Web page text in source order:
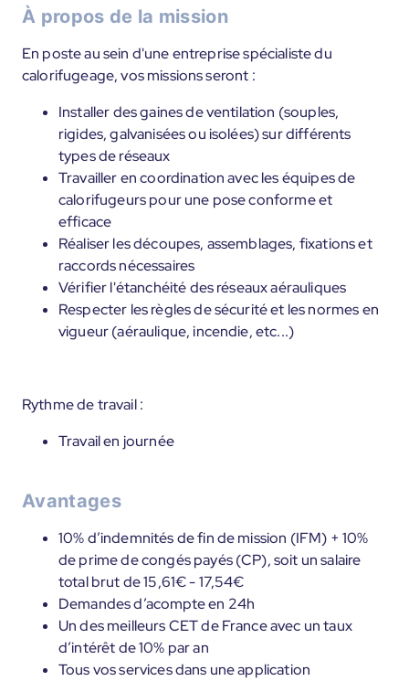
À propos de la mission
En poste au sein d'une entreprise spécialiste du
calorifugeage, vos missions seront :
Installer des gaines de ventilation (souples,
rigides, galvanisées ou isolées) sur différents
types de réseaux
Travailler en coordination avec les équipes de
calorifugeurs pour une pose conforme et
efficace
Réaliser les découpes, assemblages, fixations et
raccords nécessaires
Vérifier l'étanchéité des réseaux aérauliques
Respecter les règles de sécurité et les normes en
vigueur (aéraulique, incendie, etc...)
Rythme de travail :
Travail en journée
Avantages
10% d’indemnités de fin de mission (IFM) + 10%
de prime de congés payés (CP), soit un salaire
total brut de 15,61€ - 17,54€
Demandes d’acompte en 24h
Un des meilleurs CET de France avec un taux
d’intérêt de 10% par an
Tous vos services dans une application